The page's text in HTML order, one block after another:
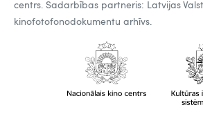
centrs. Sadarbības partneris: Latvijas
kinofotofonodokumentu arhīvs.